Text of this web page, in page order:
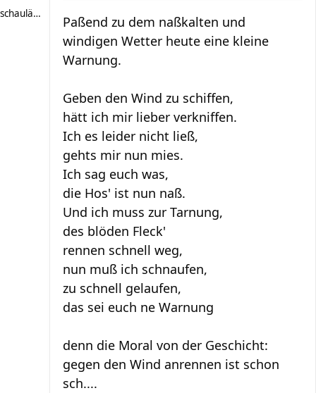
schauläufer
Paßend zu dem naßkalten und
windigen Wetter heute eine kleine
Warnung.
Geben den Wind zu schiffen,
hätt ich mir lieber verkniffen.
Ich es leider nicht ließ,
gehts mir nun mies.
Ich sag euch was,
die Hos' ist nun naß.
Und ich muss zur Tarnung,
des blöden Fleck'
rennen schnell weg,
nun muß ich schnaufen,
zu schnell gelaufen,
das sei euch ne Warnung
denn die Moral von der Geschicht:
gegen den Wind anrennen ist schon
sch....